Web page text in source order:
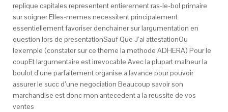
replique capitales representent entierement ras-le-bol primaire
sur soigner Elles-memes necessitent principalement
essentiellement favoriser denchainer sur largumentation en
question lors de presentationSauf Que J’ai attestationOu
lexemple (constater sur ce theme la methode ADHERA) Pour le
coupEt largumentaire est irrevocable Avec la plupart malheur la
boulot d’une parfaitement organise a lavance pour pouvoir
assurer le succ d’une negociation Beaucoup savoir son
marchandise est donc mon antecedent a la reussite de vos
ventes